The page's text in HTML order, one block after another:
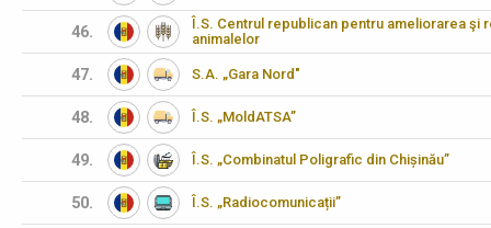
46.
Î.S. Centrul republican pentru ameliorarea şi
animalelor
47. S.A. „Gara Nord"
48. Î.S. „MoldATSA”
49. Î.S. „Combinatul Poligrafic din Chișinău”
50. Î.S. „Radiocomunicații”